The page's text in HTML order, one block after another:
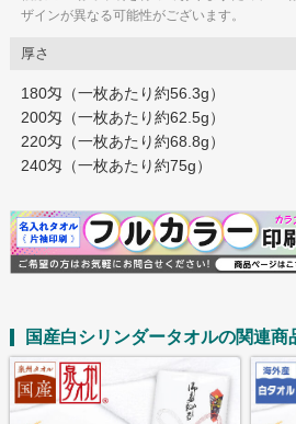
ザインが異なる可能性がございます。
厚さ
180匁（一枚あたり約56.3g）
200匁（一枚あたり約62.5g）
220匁（一枚あたり約68.8g）
240匁（一枚あたり約75g）
国産白シリンダータオルの関連商